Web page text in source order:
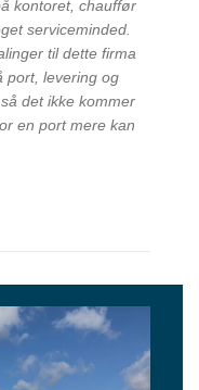
kontoret, chauffør
serviceminded.
til dette firma
port, levering og
det ikke kommer
en port mere kan